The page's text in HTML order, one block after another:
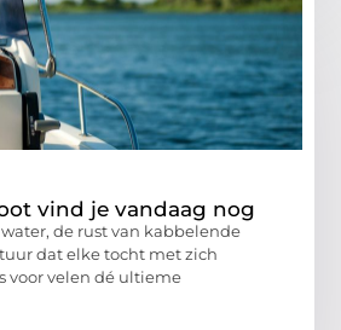
vind je vandaag nog
de rust van kabbelende
dat elke tocht met zich
voor velen dé ultieme